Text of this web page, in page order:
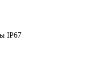
IР67